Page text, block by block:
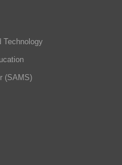
Technology
(SAMS)